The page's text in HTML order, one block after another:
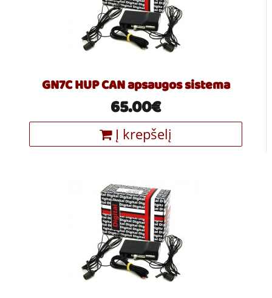
GN7C HUP CAN apsaugos sistema
65.00€
Į krepšelį